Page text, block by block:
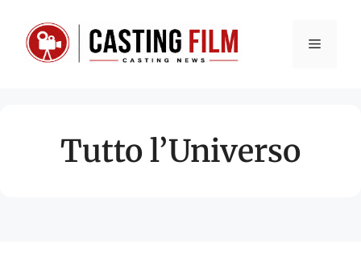
contenuto
Menu
Tutto l’Universo